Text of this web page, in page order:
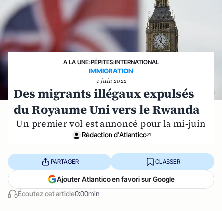
A LA UNE›PÉPITES›INTERNATIONAL
IMMIGRATION
1 juin 2022
Des migrants illégaux expulsés
du Royaume Uni vers le Rwanda
Un premier vol est annoncé pour la mi-juin
Rédaction d'Atlantico
Écoutez cet article0:00min
PARTAGER CLASSER
Ajouter Atlantico en favori sur Google